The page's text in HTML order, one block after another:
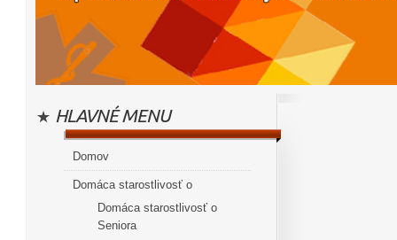
HLAVNÉ MENU
Domov
Domáca starostlivosť o
Domáca starostlivosť o
Seniora